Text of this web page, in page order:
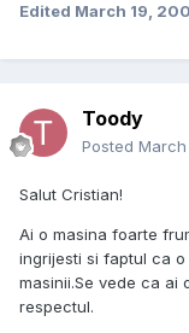
Edited March 19,
Toody
Posted
Salut Cristian!
Ai o masina foarte
ingrijesti si faptul ca
masinii.Se vede ca ai
respectul.